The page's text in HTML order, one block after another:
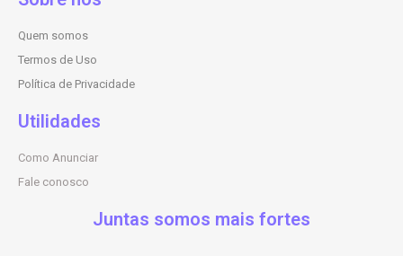
Quem somos
Termos de Uso
Política de Privacidade
Utilidades
Como Anunciar
Fale conosco
Juntas somos mais fortes